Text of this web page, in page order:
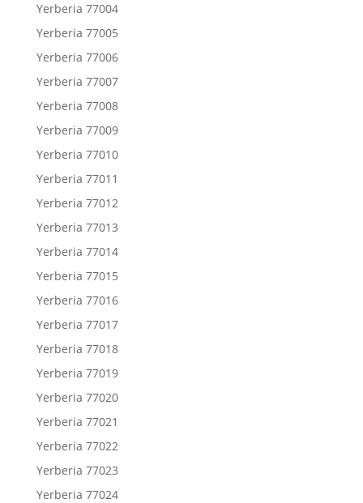
Yerberia 77004
Yerberia 77005
Yerberia 77006
Yerberia 77007
Yerberia 77008
Yerberia 77009
Yerberia 77010
Yerberia 77011
Yerberia 77012
Yerberia 77013
Yerberia 77014
Yerberia 77015
Yerberia 77016
Yerberia 77017
Yerberia 77018
Yerberia 77019
Yerberia 77020
Yerberia 77021
Yerberia 77022
Yerberia 77023
Yerberia 77024